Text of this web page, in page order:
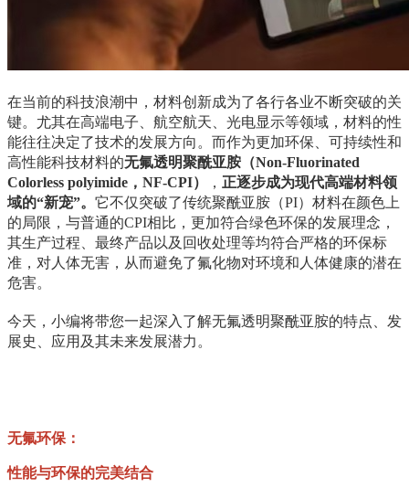
在当前的科技浪潮中，材料创新成为了各行各业不断突破的关
键。尤其在高端电子、航空航天、光电显示等领域，材料的性
能往往决定了技术的发展方向。而作为更加环保、可持续性和
高性能科技材料的无氟透明聚酰亚胺（Non-Fluorinated
Colorless polyimide，NF-CPI）
， 正逐步成为现代高端材料领
域的“新宠”。 它不仅突破了传统聚酰亚胺（PI）材料在颜色上
的局限，与普通的CPI相比，更加符合绿色环保的发展理念，
其生产过程、最终产品以及回收处理等均符合严格的环保标
准，对人体无害，从而避免了氟化物对环境和人体健康的潜在
危害。
今天，小编将带您一起深入了解无氟透明聚酰亚胺的特点、发
展史、应用及其未来发展潜力。
无氟环保：
性能与环保的完美结合